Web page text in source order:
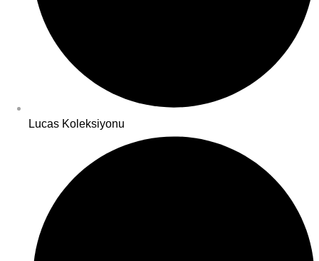
Lucas Koleksiyonu